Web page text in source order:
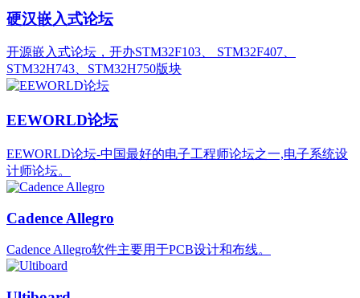
硬汉嵌入式论坛
开源嵌入式论坛，开办STM32F103、 STM32F407、
STM32H743、STM32H750版块
EEWORLD论坛
EEWORLD论坛-中国最好的电子工程师论坛之一,电子系统设
计师论坛。
Cadence Allegro‌
‌Cadence Allegro软件主要用于PCB设计和布线。